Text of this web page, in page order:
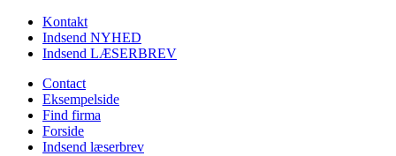
Kontakt
Indsend NYHED
Indsend LÆSERBREV
Contact
Eksempelside
Find firma
Forside
Indsend læserbrev